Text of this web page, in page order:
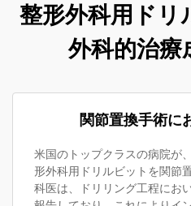
整形外科用ドリ
外科的治療
関節置換手術に
米国のトップクラスの病院が
形外科用ドリルビットを関節
科医は、ドリリング工程にお